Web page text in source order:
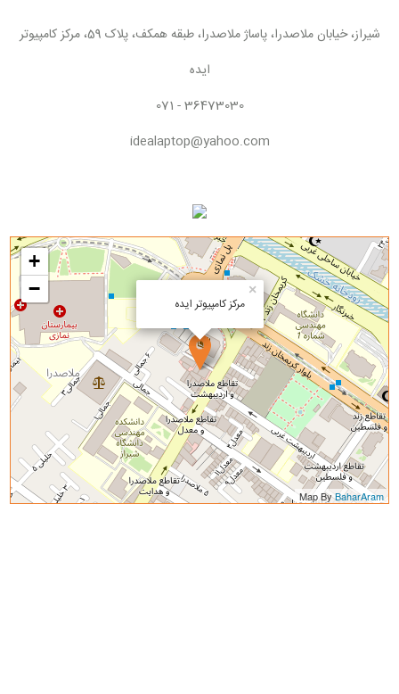
شیراز، خیابان ملاصدرا، پاساژ ملاصدرا، طبقه همکف، پلاک 59، مرکز کامپیوتر
ایده
071 - 36473030
idealaptop@yahoo.com
مرکز کامپیوتر ایده
×
+
−
Map ByBaharAram